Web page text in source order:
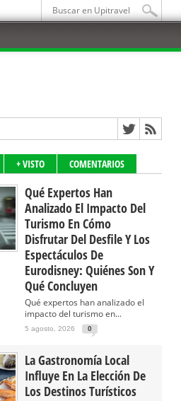
+ VISTO COMENTARIOS
Qué Expertos Han
Analizado El Impacto Del
Turismo En Cómo
Disfrutar Del Desfile Y Los
Espectáculos De
Eurodisney: Quiénes Son Y
Qué Concluyen
Qué expertos han analizado el
impacto del turismo en...
5 agosto, 2026 0
La Gastronomía Local
Influye En La Elección De
Los Destinos Turísticos